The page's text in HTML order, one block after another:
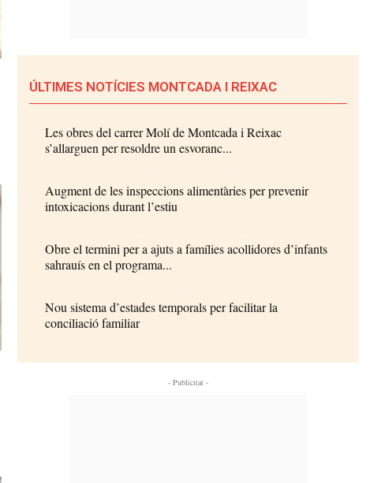
ÚLTIMES NOTÍCIES MONTCADA I REIXAC
Les obres del carrer Molí de Montcada i Reixac
s’allarguen per resoldre un esvoranc...
Augment de les inspeccions alimentàries per prevenir
intoxicacions durant l’estiu
Obre el termini per a ajuts a famílies acollidores d’infants
sahrauís en el programa...
Nou sistema d’estades temporals per facilitar la
conciliació familiar
- Publicitat -